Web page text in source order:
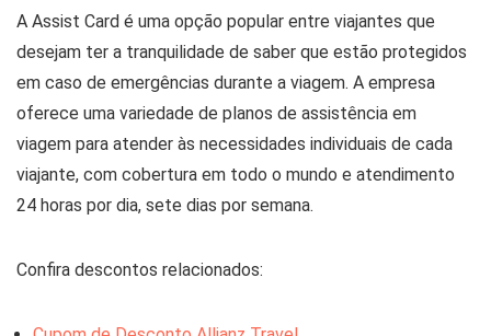
A Assist Card é uma opção popular entre viajantes que
desejam ter a tranquilidade de saber que estão protegidos
em caso de emergências durante a viagem. A empresa
oferece uma variedade de planos de assistência em
viagem para atender às necessidades individuais de cada
viajante, com cobertura em todo o mundo e atendimento
24 horas por dia, sete dias por semana.
Confira descontos relacionados: